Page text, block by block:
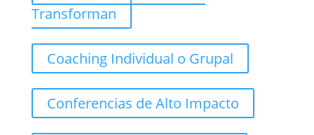
Transforman
Coaching Individual o Grupal
Conferencias de Alto Impacto